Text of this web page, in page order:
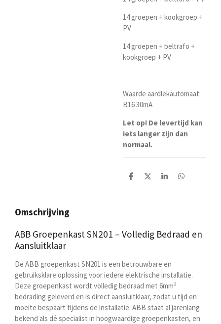
14 groepen + kookgroep +
PV
14 groepen + beltrafo +
kookgroep + PV
Waarde aardlekautomaat:
B16 30mA
Let op! De levertijd kan
iets langer zijn dan
normaal.
D
D
S
D
Omschrijving
ABB Groepenkast SN201 – Volledig Bedraad en
Aansluitklaar
De ABB groepenkast SN201 is een betrouwbare en
gebruiksklare oplossing voor iedere elektrische installatie.
Deze groepenkast wordt volledig bedraad met 6mm²
bedrading geleverd en is direct aansluitklaar, zodat u tijd en
moeite bespaart tijdens de installatie. ABB staat al jarenlang
bekend als dé specialist in hoogwaardige groepenkasten, en